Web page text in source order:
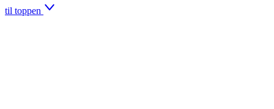
til toppen